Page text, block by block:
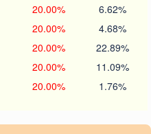
20.00% 6.62%
20.00% 4.68%
20.00% 22.89%
20.00% 11.09%
20.00% 1.76%